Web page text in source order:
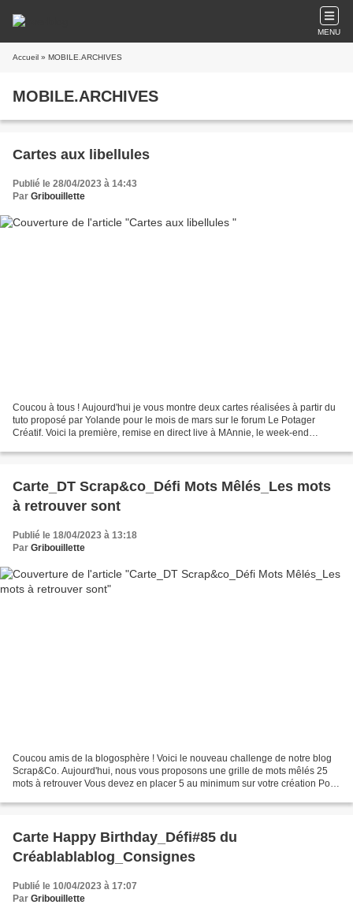
MENU
Accueil » MOBILE.ARCHIVES
MOBILE.ARCHIVES
Cartes aux libellules
Publié le 28/04/2023 à 14:43
Par Gribouillette
Coucou à tous ! Aujourd'hui je vous montre deux cartes réalisées à partir du
tuto proposé par Yolande pour le mois de mars sur le forum Le Potager
Créatif. Voici la première, remise en direct live à MAnnie, le week-end
Carte_DT Scrap&co_Défi Mots Mêlés_Les mots
à retrouver sont
Publié le 18/04/2023 à 13:18
Par Gribouillette
Coucou amis de la blogosphère ! Voici le nouveau challenge de notre blog
Scrap&Co. Aujourd'hui, nous vous proposons une grille de mots mêlés 25
mots à retrouver Vous devez en placer 5 au minimum sur votre création Pour
Carte Happy Birthday_Défi#85 du
Créablablablog_Consignes
Publié le 10/04/2023 à 17:07
Par Gribouillette